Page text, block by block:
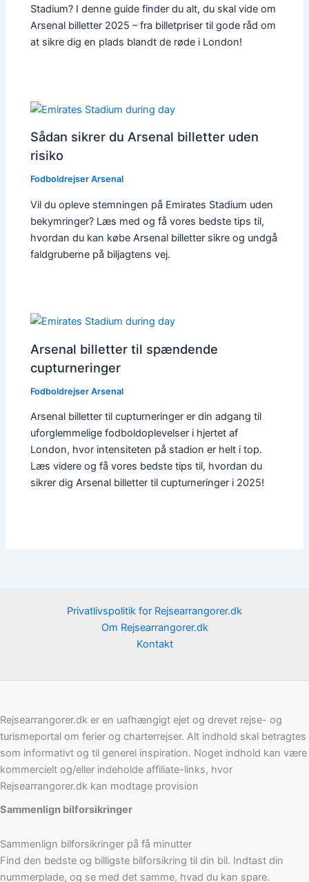
Stadium? I denne guide finder du alt, du skal vide om
Arsenal billetter 2025 – fra billetpriser til gode råd om
at sikre dig en plads blandt de røde i London!
Sådan sikrer du Arsenal billetter uden
risiko
Fodboldrejser Arsenal
Vil du opleve stemningen på Emirates Stadium uden
bekymringer? Læs med og få vores bedste tips til,
hvordan du kan købe Arsenal billetter sikre og undgå
faldgruberne på biljagtens vej.
Arsenal billetter til spændende
cupturneringer
Fodboldrejser Arsenal
Arsenal billetter til cupturneringer er din adgang til
uforglemmelige fodboldoplevelser i hjertet af
London, hvor intensiteten på stadion er helt i top.
Læs videre og få vores bedste tips til, hvordan du
sikrer dig Arsenal billetter til cupturneringer i 2025!
Privatlivspolitik for Rejsearrangorer.dk
Om Rejsearrangorer.dk
Kontakt
Rejsearrangorer.dk er en uafhængigt ejet og drevet rejse- og
turismeportal om ferier og charterrejser. Alt indhold skal betragtes
som informativt og til generel inspiration. Noget indhold kan være
kommercielt og/eller indeholde affiliate-links, hvor
Rejsearrangorer.dk kan modtage provision
Sammenlign bilforsikringer
Sammenlign bilforsikringer på få minutter
Find den bedste og billigste bilforsikring til din bil. Indtast din
nummerplade, og se med det samme, hvad du kan spare.